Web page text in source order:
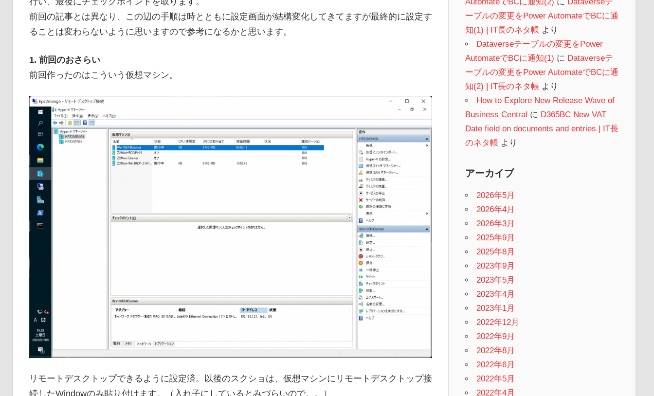
前回の記事とは異なり、この辺の手順は時とともに設定画面が結構変化してきてますが最終的に設定す
ることは変わらないように思いますので参考になるかと思います。
1. 前回のおさらい
前回作ったのはこういう仮想マシン。
リモートデスクトップできるように設定済。以後のスクショは、仮想マシンにリモートデスクトップ接
続したWindowのみ貼り付けます。（入れ子にしているとみづらいので。。）
ーブルの変更をPower AutomateでBCに通
知(1) | IT長のネタ帳 より
Dataverseテーブルの変更をPower
AutomateでBCに通知(1) に Dataverseテ
ーブルの変更をPower AutomateでBCに通
知(2) | IT長のネタ帳 より
How to Explore New Release Wave of
Business Central に D365BC New VAT
Date field on documents and entries | IT長
のネタ帳 より
アーカイブ
2026年5月
2026年4月
2026年3月
2025年9月
2025年8月
2023年9月
2023年5月
2023年4月
2023年1月
2022年12月
2022年9月
2022年8月
2022年6月
2022年5月
2022年4月